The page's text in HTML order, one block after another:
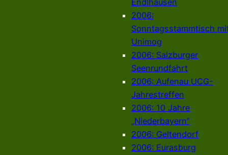
Endlhausen
2006:
Sonntagsstammtisch
Unimog
2006: Salzburger
Seenrundfahrt
2006: Aufenau UCG-
Jahrestreffen
2006: 10 Jahre
„Niederbayern“
2006: Geltendorf
2006: Eurasburg